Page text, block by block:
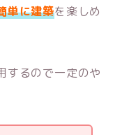
単に建築を楽しめ
するので一定のや